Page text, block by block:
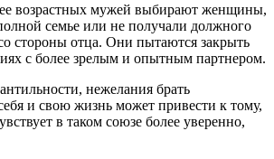
возрастных мужей выбирают женщины,
семье или не получали должного
стороны отца. Они пытаются закрыть
с более зрелым и опытным партнером.
нежелания брать
и свою жизнь может привести к тому,
в таком союзе более уверенно,